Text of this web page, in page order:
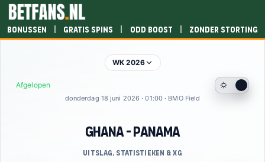
Bonussen | Gratis spins | Odd boost | Zonder storting
WK 2026
Afgelopen
donderdag 18 juni 2026 · 01:00 · BMO Field
Ghana - Panama
Uitslag, statistieken & xG